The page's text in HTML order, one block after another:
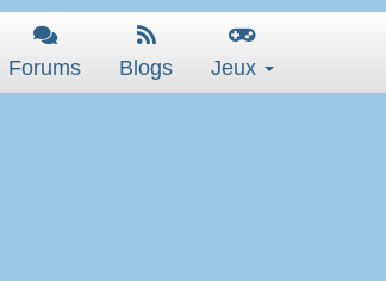
Forums Blogs Jeux